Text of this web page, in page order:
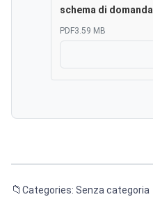
schema di domanda
PDF3.59 MB
Categories: Senza categoria